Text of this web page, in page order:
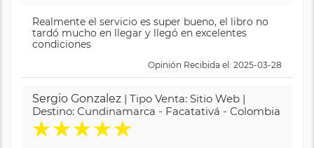
Realmente el servicio es super bueno, el libro no
tardó mucho en llegar y llegó en excelentes
condiciones
Opinión Recibida el: 2025-03-28
Sergio Gonzalez | Tipo Venta: Sitio Web |
Destino: Cundinamarca - Facatativá - Colombia
★★★★★